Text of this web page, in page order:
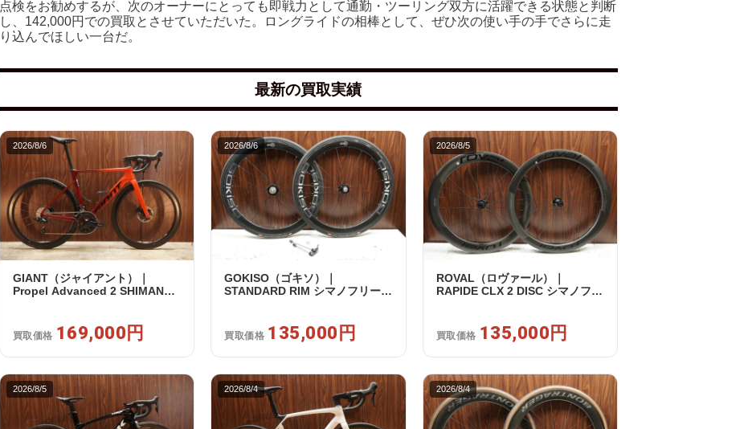
点検をお勧めするが、次のオーナーにとっても即戦力として通勤・ツーリング双方に活躍できる状態と判断
し、142,000円での買取とさせていただいた。ロングライドの相棒として、ぜひ次の使い手の手でさらに走
り込んでほしい一台だ。
最新の買取実績
2026/8/6
GIANT（ジャイアント）｜
Propel Advanced 2 SHIMANO
買取価格 169,000円
2026/8/6
GOKISO（ゴキソ）｜
STANDARD RIM シマノフリー
買取価格 135,000円
2026/8/5
ROVAL（ロヴァール）｜
RAPIDE CLX 2 DISC シマノフリ
買取価格 135,000円
2026/8/5 2026/8/4 2026/8/4